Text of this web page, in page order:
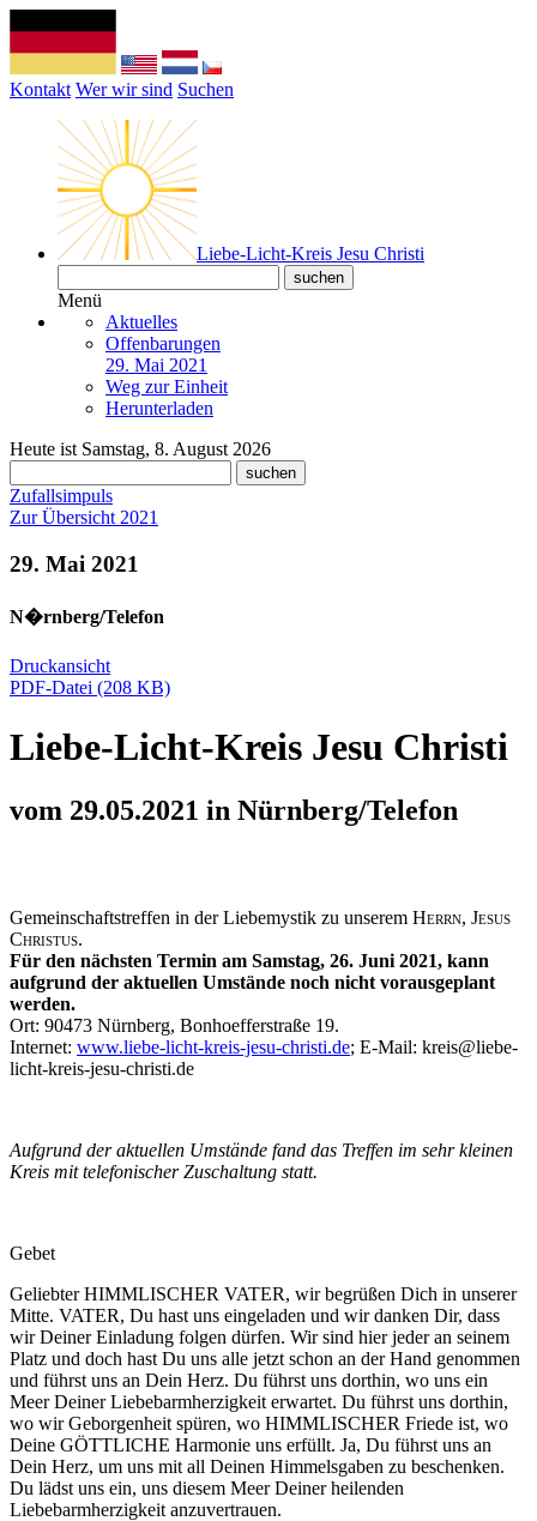
Kontakt Wer wir sind Suchen
Liebe-Licht-Kreis Jesu Christi
Menü
Aktuelles
Offenbarungen
29. Mai 2021
Weg zur Einheit
Herunterladen
Heute ist Samstag, 8. August 2026
Zufallsimpuls
Zur Übersicht 2021
29. Mai 2021
N�rnberg/Telefon
Druckansicht
PDF-Datei (208 KB)
Liebe-Licht-Kreis Jesu Christi
vom 29.05.2021 in Nürnberg/Telefon
Gemeinschaftstreffen in der Liebemystik zu unserem Herrn, Jesus
Christus.
Für den nächsten Termin am Samstag, 26. Juni 2021, kann
aufgrund der aktuellen Umstände noch nicht vorausgeplant
werden.
Ort: 90473 Nürnberg, Bonhoefferstraße 19.
Internet: www.liebe-licht-kreis-jesu-christi.de; E-Mail: kreis@liebe-
licht-kreis-jesu-christi.de
Aufgrund der aktuellen Umstände fand das Treffen im sehr kleinen
Kreis mit telefonischer Zuschaltung statt.
Gebet
Geliebter HIMMLISCHER VATER, wir begrüßen Dich in unserer
Mitte. VATER, Du hast uns eingeladen und wir danken Dir, dass
wir Deiner Einladung folgen dürfen. Wir sind hier jeder an seinem
Platz und doch hast Du uns alle jetzt schon an der Hand genommen
und führst uns an Dein Herz. Du führst uns dorthin, wo uns ein
Meer Deiner Liebebarmherzigkeit erwartet. Du führst uns dorthin,
wo wir Geborgenheit spüren, wo HIMMLISCHER Friede ist, wo
Deine GÖTTLICHE Harmonie uns erfüllt. Ja, Du führst uns an
Dein Herz, um uns mit all Deinen Himmelsgaben zu beschenken.
Du lädst uns ein, uns diesem Meer Deiner heilenden
Liebebarmherzigkeit anzuvertrauen.